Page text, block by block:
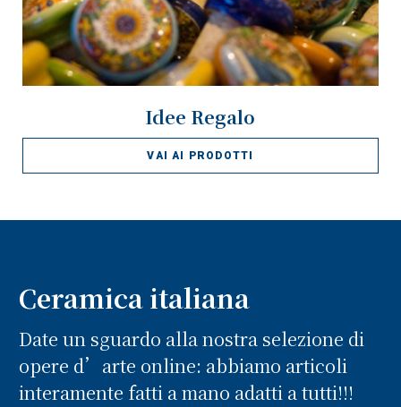
Idee Regalo
VAI AI PRODOTTI
Ceramica italiana
Date un sguardo alla nostra selezione di
opere d’arte online: abbiamo articoli
interamente fatti a mano adatti a tutti!!!